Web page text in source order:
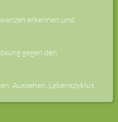
erkennen und
gegen den
Aussehen, Lebenszyklus